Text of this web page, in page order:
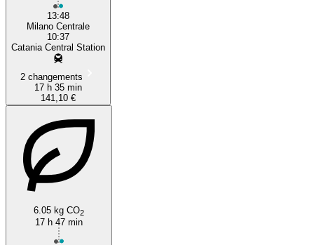
13:48
Milano Centrale
10:37
Catania Central Station
2 changements
17 h 35 min
141,10 €
6.05 kg CO2
17 h 47 min